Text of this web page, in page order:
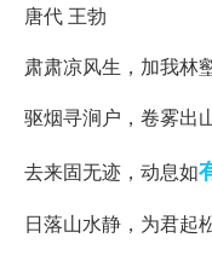
唐代 王勃
肃肃凉风生，加我林
驱烟寻涧户，卷雾出
去来固无迹，动息如
日落山水静，为君起